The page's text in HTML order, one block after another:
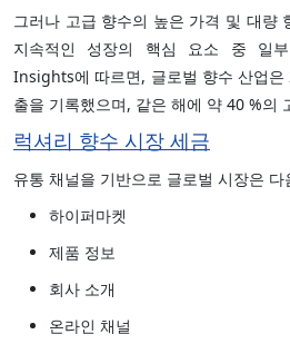
그러나 고급 향수의 높은 가격 및 대량
지속적인 성장의 핵심 요소 중 일
Insights에 따르면, 글로벌 향수 산업은
출을 기록했으며, 같은 해에 약 40 %의
럭셔리 향수 시장 세금
유통 채널을 기반으로 글로벌 시장은 다
하이퍼마켓
제품 정보
회사 소개
온라인 채널